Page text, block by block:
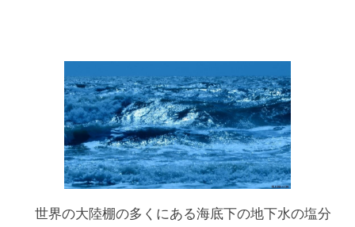
世界の大陸棚の多くにある海底下の地下水の塩分